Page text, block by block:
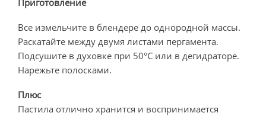
Приготовление
Все измельчите в блендере до однородной массы.
Раскатайте между двумя листами пергамента.
Подсушите в духовке при 50°C или в дегидраторе.
Нарежьте полосками.
Плюс
Пастила отлично хранится и воспринимается